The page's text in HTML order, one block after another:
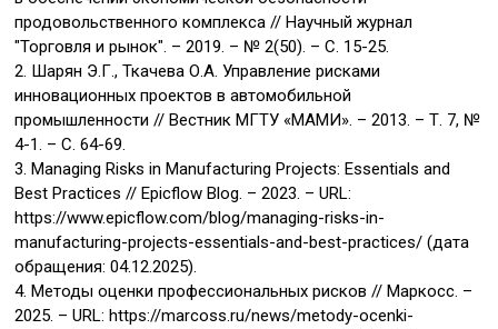
продовольственного комплекса // Научный журнал
"Торговля и рынок". – 2019. – № 2(50). – С. 15-25.
2. Шарян Э.Г., Ткачева О.А. Управление рисками
инновационных проектов в автомобильной
промышленности // Вестник МГТУ «МАМИ». – 2013. – Т. 7, №
4-1. – С. 64-69.
3. Managing Risks in Manufacturing Projects: Essentials and
Best Practices // Epicflow Blog. – 2023. – URL:
https://www.epicflow.com/blog/managing-risks-in-
manufacturing-projects-essentials-and-best-practices/ (дата
обращения: 04.12.2025).
4. Методы оценки профессиональных рисков // Маркосс. –
2025. – URL: https://marcoss.ru/news/metody-ocenki-